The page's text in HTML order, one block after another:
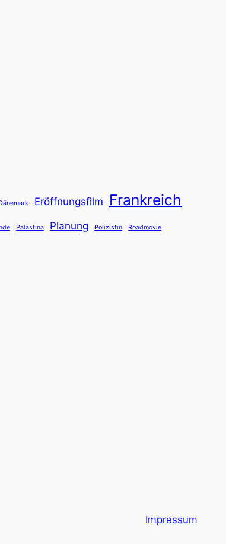
Eröffnungsfilm Frankreich
Palästina Planung Polizistin Roadmovie
Impressum